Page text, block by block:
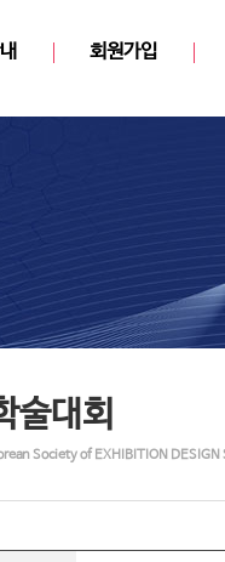
회원가입
술대회
Society of EXHIBITION DESIGN